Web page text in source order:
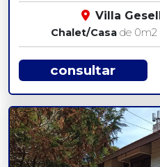
Villa
Chalet/Casa de 0m2
consultar